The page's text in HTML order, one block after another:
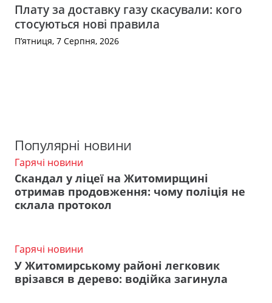
Плату за доставку газу скасували: кого
стосуються нові правила
П’ятниця, 7 Серпня, 2026
Популярні новини
Гарячі новини
Скандал у ліцеї на Житомирщині
отримав продовження: чому поліція не
склала протокол
Гарячі новини
У Житомирському районі легковик
врізався в дерево: водійка загинула